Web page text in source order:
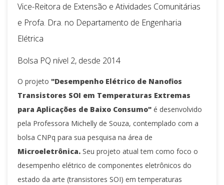
Vice-Reitora de Extensão e Atividades Comunitárias
e Profa. Dra. no Departamento de Engenharia
Elétrica
Bolsa PQ nível 2, desde 2014
O projeto "Desempenho Elétrico de Nanofios
Transistores SOI em Temperaturas Extremas
para Aplicações de Baixo Consumo" é desenvolvido
pela Professora Michelly de Souza, contemplado com a
bolsa CNPq para sua pesquisa na área de
Microeletrônica. Seu projeto atual tem como foco o
desempenho elétrico de componentes eletrônicos do
estado da arte (transistores SOI) em temperaturas